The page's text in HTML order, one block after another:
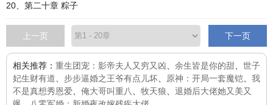
20、第二十章 粽子
上一页 下一页
相关推荐： 重生团宠：影帝夫人又穷又凶 余生皆是你的甜
世子
妃生财有道
步步逼婚之王爷有点儿坏 原神：开局一套魔铠
我
不是真想秀恩爱
俺大哥叫重八 牧天狼
退婚后大佬她又美又